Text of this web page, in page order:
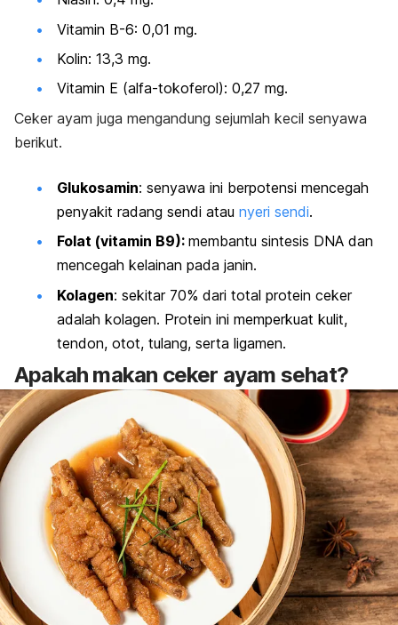
Vitamin B-6: 0,01 mg.
Kolin: 13,3 mg.
Vitamin E (alfa-tokoferol): 0,27 mg.
Ceker ayam juga mengandung sejumlah kecil senyawa
berikut.
Glukosamin: senyawa ini berpotensi mencegah
penyakit radang sendi atau nyeri sendi.
Folat (vitamin B9): membantu sintesis DNA dan
mencegah kelainan pada janin.
Kolagen: sekitar 70% dari total protein ceker
adalah kolagen. Protein ini memperkuat kulit,
tendon, otot, tulang, serta ligamen.
Apakah makan ceker ayam sehat?